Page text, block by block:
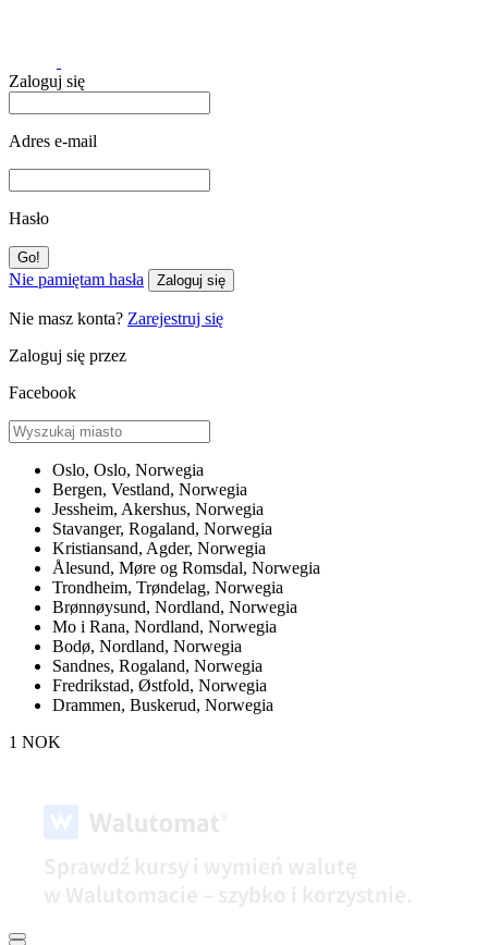
Zaloguj się
Adres e-mail
Hasło
Nie pamiętam hasła Zaloguj się
Nie masz konta? Zarejestruj się
Zaloguj się przez
Facebook
Oslo, Oslo, Norwegia
Bergen, Vestland, Norwegia
Jessheim, Akershus, Norwegia
Stavanger, Rogaland, Norwegia
Kristiansand, Agder, Norwegia
Ålesund, Møre og Romsdal, Norwegia
Trondheim, Trøndelag, Norwegia
Brønnøysund, Nordland, Norwegia
Mo i Rana, Nordland, Norwegia
Bodø, Nordland, Norwegia
Sandnes, Rogaland, Norwegia
Fredrikstad, Østfold, Norwegia
Drammen, Buskerud, Norwegia
1 NOK